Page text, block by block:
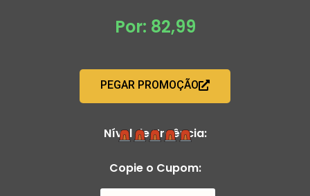
Por: 82,99
PEGAR PROMOÇÃO
Nível de Urgência:
Copie o Cupom: